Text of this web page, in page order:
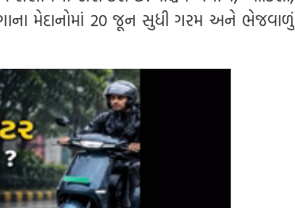
મેદાનોમાં 20 જૂન સુધી ગરમ અને ભેજવાળું